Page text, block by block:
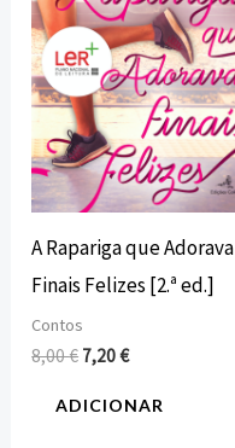
A Rapariga que Adorava
Finais Felizes [2.ª ed.]
Contos
8,00€ 7,20€
ADICIONAR